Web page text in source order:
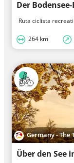
Der
Ruta ciclista
264 km
Germany -
Über den See